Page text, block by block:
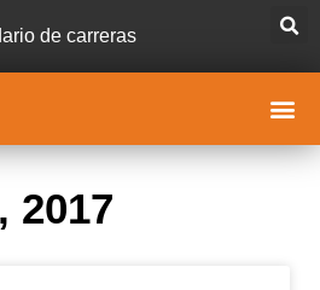
de carreras
2017